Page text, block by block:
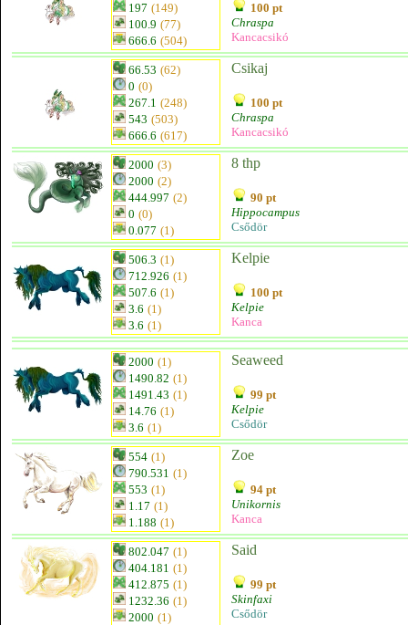
197 (149)
100.9 (77)
666.6 (504)
100 pt
Chraspa
Kancacsikó
66.53 (62)
0 (0)
267.1 (248)
543 (503)
666.6 (617)
Csikaj
100 pt
Chraspa
Kancacsikó
2000 (3)
2000 (2)
444.997 (2)
0 (0)
0.077 (1)
8 thp
90 pt
Hippocampus
Csődör
506.3 (1)
712.926 (1)
507.6 (1)
3.6 (1)
3.6 (1)
Kelpie
100 pt
Kelpie
Kanca
2000 (1)
1490.82 (1)
1491.43 (1)
14.76 (1)
3.6 (1)
Seaweed
99 pt
Kelpie
Csődör
554 (1)
790.531 (1)
553 (1)
1.17 (1)
1.188 (1)
Zoe
94 pt
Unikornis
Kanca
802.047 (1)
404.181 (1)
412.875 (1)
1232.36 (1)
2000 (1)
Said
99 pt
Skinfaxi
Csődör